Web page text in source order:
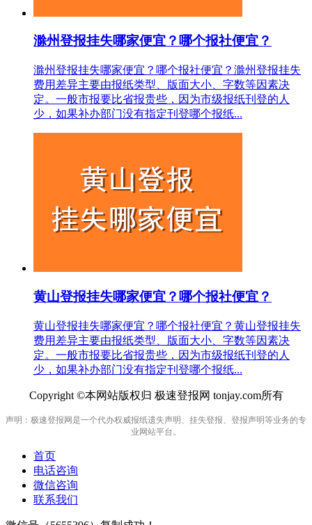
滁州登报挂失哪家便宜？哪个报社便宜？
滁州登报挂失哪家便宜？哪个报社便宜？滁州登报挂失
费用差异主要由报纸类型、版面大小、字数等因素决
定。一般市报要比省报贵些，因为市级报纸刊登的人
少，如果补办部门没有指定刊登哪个报纸...
黄山登报挂失哪家便宜？哪个报社便宜？
黄山登报挂失哪家便宜？哪个报社便宜？黄山登报挂失
费用差异主要由报纸类型、版面大小、字数等因素决
定。一般市报要比省报贵些，因为市级报纸刊登的人
少，如果补办部门没有指定刊登哪个报纸...
Copyright ©本网站版权归 极速登报网 tonjay.com所有
声明：极速登报网是一个代办权威报纸遗失声明、挂失登报、登报声明等业务的专
业网站平台。
首页
电话咨询
微信咨询
联系我们